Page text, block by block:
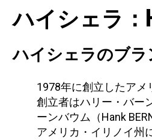
ハイシェラ：
ハイシェラのブラ
1978年に創立したアメ
創立者はハリー・バー
ーンバウム（Hank
アメリカ・イリノイ州